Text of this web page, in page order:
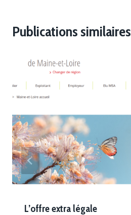
Publications similaires
L’offre extra légale